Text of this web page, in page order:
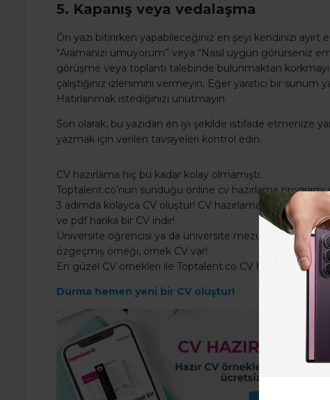
5. Kapanış veya vedalaşma
Ön yazı bitirirken yapabileceğiniz en şeyi kendinizi
“Aramanızı umuyorum” veya “Nasıl uygun görürseniz
görüşme veya toplantı talebinde bulunmaktan
çalıştığınız izlenimini vermeyin. Eğer yaratıcı bir sunum
Hatırlanmak istediğinizi unutmayın.
Son olarak, bu yazıdan en iyi şekilde istifade etmenize
yazmak için verilen tavsiyeleri kontrol edin.
CV hazırlama hiç bu kadar kolay olmamıştı.
Toptalent.co’nun sunduğu online cv hazırlama programı
3 adımda kolayca CV oluştur! CV hazırlama formu ile
ve pdf harika bir CV indir!
Üniversite öğrencisi ya da üniversite mezunuysan CV
özgeçmiş örneği, örnek CV var!
En güzel CV örnekleri ile Toptalent.co CV hazırlama
Durma hemen yeni bir CV oluştur!